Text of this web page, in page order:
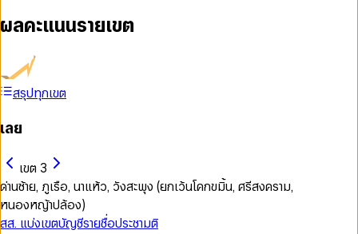
ผลคะแนนรายเขต
สรุปทุกเขต
เลย
เขต 3
ด่านซ้าย, ภูเรือ, นาแห้ว, วังสะพุง (ยกเว้นโคกขมิ้น, ศรีสงคราม,
หนองหญ้าปล้อง)
สส. แบ่งเขตบัญชีรายชื่อประชามติ